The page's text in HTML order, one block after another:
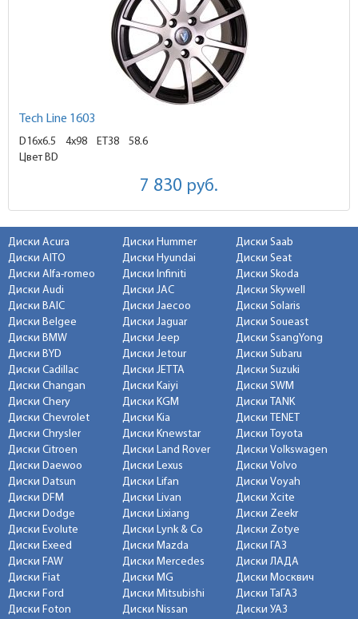
Tech Line 1603
D16x6.5 4x98 ET38
58.6
Цвет BD
7 830 руб.
Диски Acura
Диски AITO
Диски Alfa-romeo
Диски Audi
Диски BAIC
Диски Belgee
Диски BMW
Диски BYD
Диски Cadillac
Диски Changan
Диски Chery
Диски Chevrolet
Диски Chrysler
Диски Citroen
Диски Daewoo
Диски Datsun
Диски DFM
Диски Dodge
Диски Evolute
Диски Exeed
Диски FAW
Диски Fiat
Диски Ford
Диски Foton
Диски Hummer
Диски Hyundai
Диски Infiniti
Диски JAC
Диски Jaecoo
Диски Jaguar
Диски Jeep
Диски Jetour
Диски JETTA
Диски Kaiyi
Диски KGM
Диски Kia
Диски Knewstar
Диски Land Rover
Диски Lexus
Диски Lifan
Диски Livan
Диски Lixiang
Диски Lynk & Co
Диски Mazda
Диски Mercedes
Диски MG
Диски Mitsubishi
Диски Nissan
Диски Saab
Диски Seat
Диски Skoda
Диски Skywell
Диски Solaris
Диски Soueast
Диски SsangYong
Диски Subaru
Диски Suzuki
Диски SWM
Диски TANK
Диски TENET
Диски Toyota
Диски Volkswagen
Диски Volvo
Диски Voyah
Диски Xcite
Диски Zeekr
Диски Zotye
Диски ГАЗ
Диски ЛАДА
Диски Москвич
Диски ТаГАЗ
Диски УАЗ